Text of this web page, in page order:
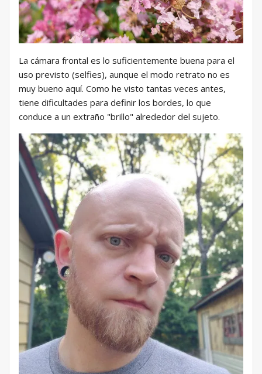
La cámara frontal es lo suficientemente buena para el
uso previsto (selfies), aunque el modo retrato no es
muy bueno aquí. Como he visto tantas veces antes,
tiene dificultades para definir los bordes, lo que
conduce a un extraño "brillo" alrededor del sujeto.